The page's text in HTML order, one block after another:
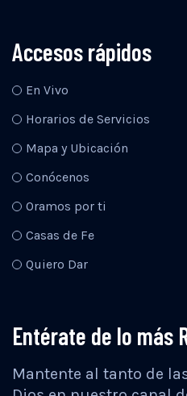
Accesos rápidos
En Vivo
Horarios de Servicios
Mapa y Ubicación
Conócenos
Oramos por ti
Casas de Fe
Quiero Dar
Entérate de lo más
Mantente al tanto de